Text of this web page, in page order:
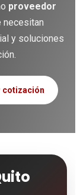
proveedor
necesitan
y soluciones
cotización